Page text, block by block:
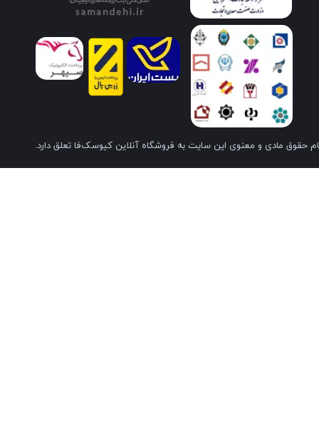
حقوق مادی و معنوی این سایت به فروشگاه آنلاین کیوسک‌فا تعلق دارد.